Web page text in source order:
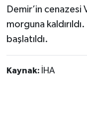
Demir’in
morguna
başlatıldı.
Kaynak: İHA